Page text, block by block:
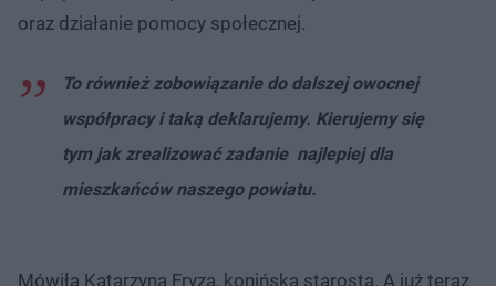
oraz działanie pomocy społecznej.
To również zobowiązanie do dalszej owocnej
współpracy i taką deklarujemy. Kierujemy się
tym jak zrealizować zadanie najlepiej dla
mieszkańców naszego powiatu.
Mówiła Katarzyna Fryza, konińska starosta. A już teraz